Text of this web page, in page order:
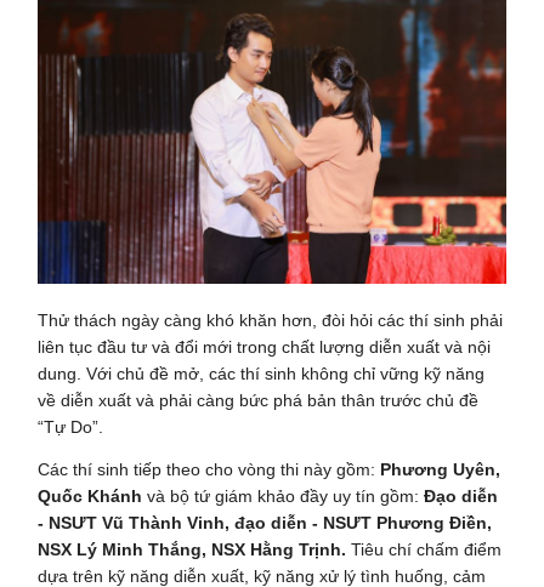
Thử thách ngày càng khó khăn hơn, đòi hỏi các thí sinh phải
liên tục đầu tư và đổi mới trong chất lượng diễn xuất và nội
dung. Với chủ đề mở, các thí sinh không chỉ vững kỹ năng
về diễn xuất và phải càng bức phá bản thân trước chủ đề
“Tự Do”.
Các thí sinh tiếp theo cho vòng thi này gồm: Phương Uyên,
Quốc Khánhvà bộ tứ giám khảo đầy uy tín gồm:Đạo diễn
- NSƯT Vũ Thành Vinh, đạo diễn - NSƯT Phương Điền,
NSX Lý Minh Thắng, NSX Hằng Trịnh.Tiêu chí chấm điểm
dựa trên kỹ năng diễn xuất, kỹ năng xử lý tình huống, cảm